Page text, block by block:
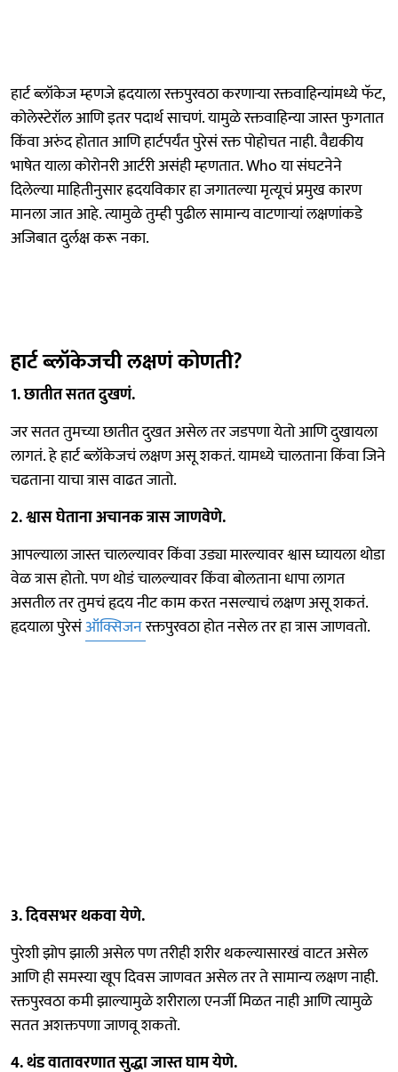
हार्ट ब्लॉकेज म्हणजे ह्रदयाला रक्तपुरवठा करणाऱ्या रक्तवाहिन्यांमध्ये फॅट,
कोलेस्टेरॉल आणि इतर पदार्थ साचणं. यामुळे रक्तवाहिन्या जास्त फुगतात
किंवा अरुंद होतात आणि हार्टपर्यंत पुरेसं रक्त पोहोचत नाही. वैद्यकीय
भाषेत याला कोरोनरी आर्टरी असंही म्हणतात. Who या संघटनेने
दिलेल्या माहितीनुसार ह्रदयविकार हा जगातल्या मृत्यूचं प्रमुख कारण
मानला जात आहे. त्यामुळे तुम्ही पुढील सामान्य वाटणाऱ्यां लक्षणांकडे
अजिबात दुर्लक्ष करू नका.
हार्ट ब्लॉकेजची लक्षणं कोणती?
1. छातीत सतत दुखणं.
जर सतत तुमच्या छातीत दुखत असेल तर जडपणा येतो आणि दुखायला
लागतं. हे हार्ट ब्लॉकेजचं लक्षण असू शकतं. यामध्ये चालताना किंवा जिने
चढताना याचा त्रास वाढत जातो.
2. श्वास घेताना अचानक त्रास जाणवेणे.
आपल्याला जास्त चालल्यावर किंवा उड्या मारल्यावर श्वास घ्यायला थोडा
वेळ त्रास होतो. पण थोडं चालल्यावर किंवा बोलताना धापा लागत
असतील तर तुमचं हृदय नीट काम करत नसल्याचं लक्षण असू शकतं.
हृदयाला पुरेसंऑक्सिजनरक्तपुरवठा होत नसेल तर हा त्रास जाणवतो.
3. दिवसभर थकवा येणे.
पुरेशी झोप झाली असेल पण तरीही शरीर थकल्यासारखं वाटत असेल
आणि ही समस्या खूप दिवस जाणवत असेल तर ते सामान्य लक्षण नाही.
रक्तपुरवठा कमी झाल्यामुळे शरीराला एनर्जी मिळत नाही आणि त्यामुळे
सतत अशक्तपणा जाणवू शकतो.
4. थंड वातावरणात सुद्धा जास्त घाम येणे.